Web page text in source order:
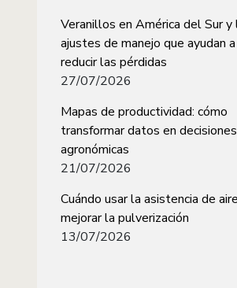
Veranillos en América del Sur y
ajustes de manejo que ayudan a
reducir las pérdidas
27/07/2026
Mapas de productividad: cómo
transformar datos en decisiones
agronómicas
21/07/2026
Cuándo usar la asistencia de
mejorar la pulverización
13/07/2026